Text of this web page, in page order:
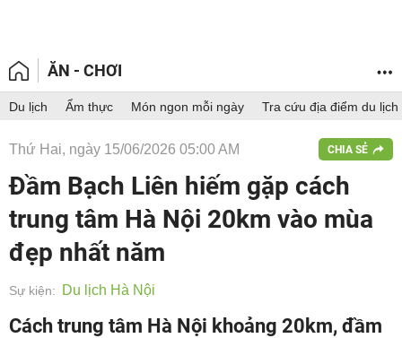
ĂN - CHƠI
Du lịch Ẩm thực Món ngon mỗi ngày Tra cứu địa điểm du lịch
Thứ Hai, ngày 15/06/2026 05:00 AM CHIA SẺ
Đầm Bạch Liên hiếm gặp cách
trung tâm Hà Nội 20km vào mùa
đẹp nhất năm
Sự kiện: Du lịch Hà Nội
Cách trung tâm Hà Nội khoảng 20km, đầm